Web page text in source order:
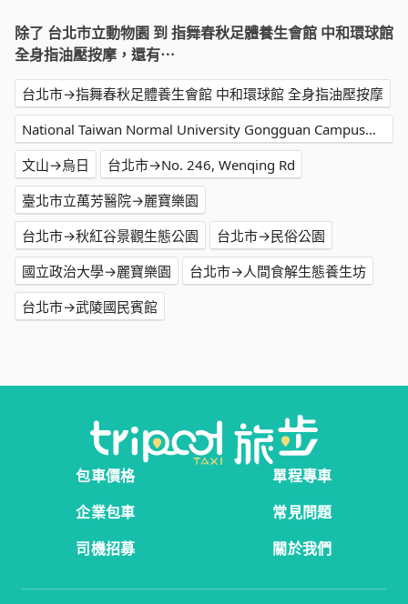
除了 台北市立動物園 到 指舞春秋足體養生會館 中和環球館
全身指油壓按摩，還有⋯
台北市→指舞春秋足體養生會館 中和環球館 全身指油壓按摩
National Taiwan Normal University Gongguan Campus→高鐵台中站
文山→烏日
台北市→No. 246, Wenqing Rd
臺北市立萬芳醫院→麗寶樂園
台北市→秋紅谷景觀生態公園
台北市→民俗公園
國立政治大學→麗寶樂園
台北市→人間食解生態養生坊
台北市→武陵國民賓館
包車價格
單程專車
企業包車
常見問題
司機招募
關於我們